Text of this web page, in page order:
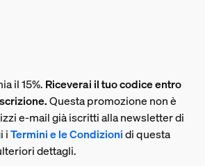
il 15%. Riceverai il tuo codice entro
Questa promozione non è
e-mail già iscritti alla newsletter di
iTermini e le Condizionidi questa
dettagli.